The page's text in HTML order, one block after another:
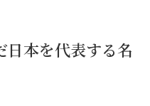
日本を代表する名